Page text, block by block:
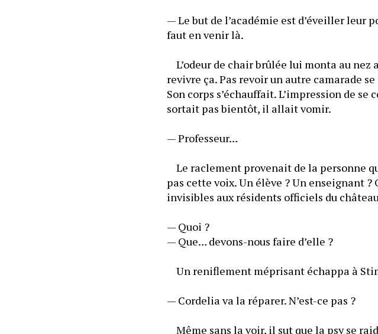
— Le but de l’académie est d’éveiller leur
faut en venir là.
L’odeur de chair brûlée lui monta au nez
revivre ça. Pas revoir un autre camarade
sortait pas bientôt, il allait vomir.
— Professeur…
Le raclement provenait de la personne
pas cette voix. Un élève ? Un enseignant
invisibles aux résidents officiels du
— Quoi ?
— Que… devons-nous faire d’elle ?
Un reniflement méprisant échappa à
— Cordelia va la réparer. N’est-ce pas ?
Même sans la voir, il sut que la psy se